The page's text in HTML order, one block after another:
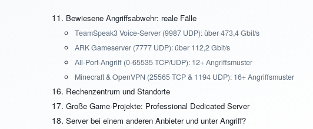
Bewiesene Angriffsabwehr: reale Fälle
TeamSpeak3 Voice-Server (9987 UDP): über 473,4 Gbit/s
ARK Gameserver (7777 UDP): über 112,2 Gbit/s
All-Port-Angriff (0-65535 TCP/UDP): 12+ Angriffsmuster
Minecraft & OpenVPN (25565 TCP & 1194 UDP): 16+ Angriffsmuster
Rechenzentrum und Standorte
Große Game-Projekte: Professional Dedicated Server
Server bei einem anderen Anbieter und unter Angriff?